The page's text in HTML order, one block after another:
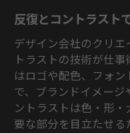
反復とコントラスト
デザイン会社のクリ
トラストの技術が仕
はロゴや配色、フォ
で、ブランドイメージ
ントラストは色・形
要な部分を目立たせる